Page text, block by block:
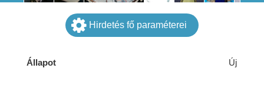
Hirdetés fő paraméterei
Állapot Új